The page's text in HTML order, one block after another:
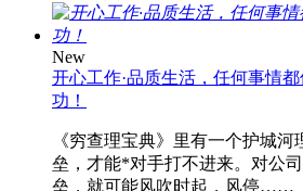
New
开心工作·品质生活，任何事情
功！
《穷查理宝典》里有一个护城
垒，才能*对手打不进来。对公
垒，就可能风吹时起，风停……